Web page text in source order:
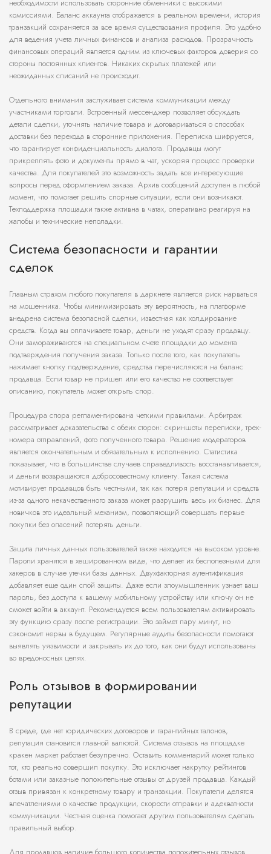
необходимости использовать сторонние обменники с высокими
комиссиями. Баланс аккаунта отображается в реальном времени, история
транзакций сохраняется за все время существования профиля. Это удобно
для ведения учета личных финансов и анализа расходов. Прозрачность
финансовых операций является одним из ключевых факторов доверия со
стороны постоянных клиентов. Никаких скрытых платежей или
неожиданных списаний не происходит.
Отдельного внимания заслуживает система коммуникации между
участниками торговли. Встроенный мессенджер позволяет обсуждать
детали сделки, уточнять наличие товара и договариваться о способах
доставки без перехода в сторонние приложения. Переписка шифруется,
что гарантирует конфиденциальность диалога. Продавцы могут
прикреплять фото и документы прямо в чат, ускоряя процесс проверки
качества. Для покупателей это возможность задать все интересующие
вопросы перед оформлением заказа. Архив сообщений доступен в любой
момент, что помогает решить спорные ситуации, если они возникают.
Техподдержка площадки также активна в чатах, оперативно реагируя на
жалобы и технические неполадки.
Система безопасности и гарантии
сделок
Главным страхом любого покупателя в даркнете является риск нарваться
на мошенника. Чтобы минимизировать эту вероятность, на платформе
внедрена система безопасной сделки, известная как холдирование
средств. Когда вы оплачиваете товар, деньги не уходят сразу продавцу.
Они замораживаются на специальном счете площадки до момента
подтверждения получения заказа. Только после того, как покупатель
нажимает кнопку подтверждение, средства перечисляются на баланс
продавца. Если товар не пришел или его качество не соответствует
описанию, покупатель может открыть спор.
Процедура спора регламентирована четкими правилами. Арбитраж
рассматривает доказательства с обеих сторон: скриншоты переписки, трек-
номера отправлений, фото полученного товара. Решение модераторов
является окончательным и обязательным к исполнению. Статистика
показывает, что в большинстве случаев справедливость восстанавливается,
и деньги возвращаются добросовестному клиенту. Такая система
мотивирует продавцов быть честными, так как потеря репутации и средств
из-за одного некачественного заказа может разрушить весь их бизнес. Для
новичков это идеальный механизм, позволяющий совершать первые
покупки без опасений потерять деньги.
Защита личных данных пользователей также находится на высоком уровне.
Пароли хранятся в хешированном виде, что делает их бесполезными для
хакеров в случае утечки базы данных. Двухфакторная аутентификация
добавляет еще один слой защиты. Даже если злоумышленник узнает ваш
пароль, без доступа к вашему мобильному устройству или ключу он не
сможет войти в аккаунт. Рекомендуется всем пользователям активировать
эту функцию сразу после регистрации. Это займет пару минут, но
сэкономит нервы в будущем. Регулярные аудиты безопасности помогают
выявлять уязвимости и закрывать их до того, как они будут использованы
во вредоносных целях.
Роль отзывов в формировании
репутации
В среде, где нет юридических договоров и гарантийных талонов,
репутация становится главной валютой. Система отзывов на площадке
кракен маркет работает безупречно. Оставить комментарий может только
тот, кто реально совершил покупку. Это исключает накрутку рейтингов
ботами или заказные положительные отзывы от друзей продавца. Каждый
отзыв привязан к конкретному товару и транзакции. Покупатели делятся
впечатлениями о качестве продукции, скорости отправки и адекватности
коммуникации. Честная оценка помогает другим пользователям сделать
правильный выбор.